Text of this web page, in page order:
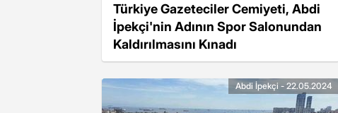
Türkiye Gazeteciler Cemiyeti, Abdi
İpekçi'nin Adının Spor Salonundan
Kaldırılmasını Kınadı
Abdi İpekçi - 22.05.2024